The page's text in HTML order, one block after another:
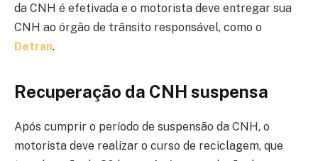
da CNH é efetivada e o motorista deve entregar sua
CNH ao órgão de trânsito responsável, como o
Detran.
Recuperação da CNH suspensa
Após cumprir o período de suspensão da CNH, o
motorista deve realizar o curso de reciclagem, que